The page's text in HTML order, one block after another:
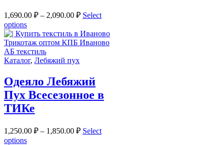
1,690.00 ₽ – 2,090.00 ₽ Select
options
Каталог, Лебяжий пух
Одеяло Лебяжий
Пух Всесезонное в
ТИКе
1,250.00 ₽ – 1,850.00 ₽ Select
options